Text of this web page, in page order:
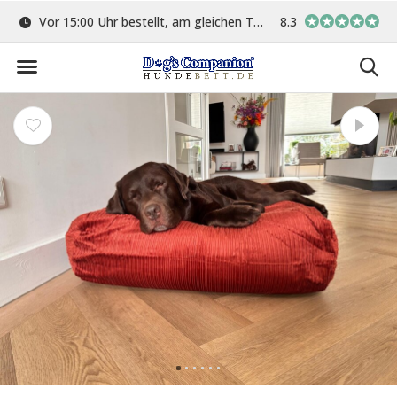
Vor 15:00 Uhr bestellt, am gleichen Tag versand In eigener
8.3